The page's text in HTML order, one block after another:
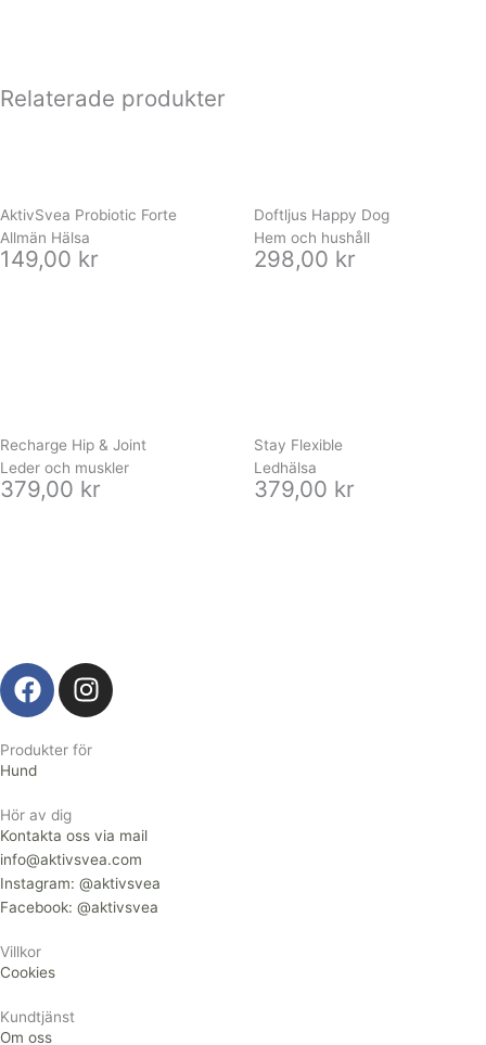
Relaterade produkter
AktivSvea Probiotic Forte
Allmän Hälsa
149,00 kr
Doftljus Happy Dog
Hem och hushåll
298,00 kr
Recharge Hip & Joint
Leder och muskler
379,00 kr
Stay Flexible
Ledhälsa
379,00 kr
F
a
e
b
o
o
k
I
n
t
r
a
m
Produkter för
Hund
Hör av dig
Kontakta oss via mail
info@aktivsvea.com
Instagram: @aktivsvea
Facebook: @aktivsvea
Villkor
Cookies
Kundtjänst
Om oss